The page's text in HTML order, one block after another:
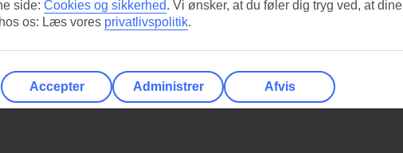
side: Cookies og sikkerhed. Vi ønsker, at du føler dig tryg ved, at dine
os: Læs vores privatlivspolitik.
Accepter Administrer Afvis